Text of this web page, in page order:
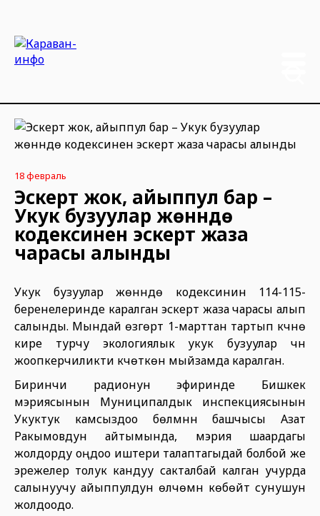
18 февраль
Эскертүү жок, айыппул бар –
Укук бузуулар жөнүндө
кодексинен эскертүү жаза
чарасы алынды
Укук бузуулар жөнүндө кодексинин 114-115-
беренелеринде каралган эскертүү жаза чарасы алып
салынды. Мындай өзгөртүү 1-марттан тартып күчүнө
кире турчу экологиялык укук бузуулар үчүн
жоопкерчиликти күчөткөн мыйзамда каралган.
Биринчи радионун эфиринде Бишкек
мэриясынын Муниципалдык инспекциясынын
Укуктук камсыздоо бөлүмүнүн башчысы Азат
Ракымовдун айтымында, мэрия шаардагы
жолдорду оңдоо иштери талаптагыдай болбой же
эрежелер толук кандуу сакталбай калган учурда
салынуучу айыппулдун өлчөмүн көбөйтүү сунушун
жолдоодо.